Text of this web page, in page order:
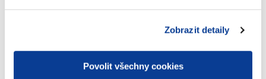
Zobrazit detaily
Povolit všechny cookies
vykazování údajů či efektivnější digitalizace státní správy. JMHZ